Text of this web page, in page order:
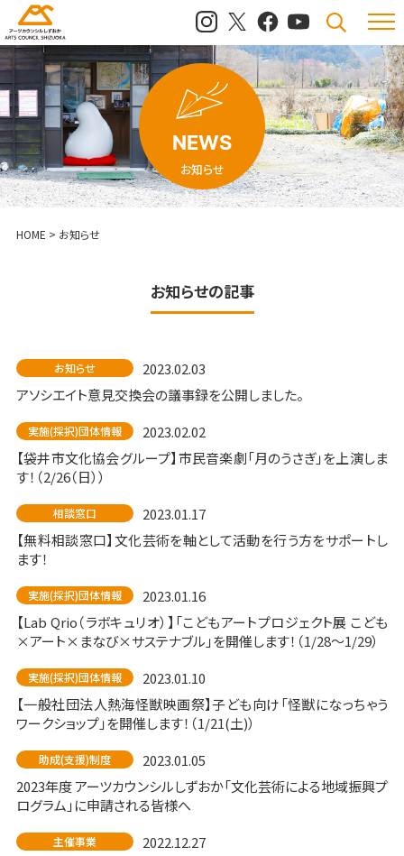
メニュ
検索
NEWS
お知らせ
HOME > お知らせ
お知らせの記事
お知らせ
2023.02.03
アソシエイト意見交換会の議事録を公開しました。
実施(採択)団体情報
2023.02.02
【袋井市文化協会グループ】市民音楽劇「月のうさぎ」を上演しま
す！（2/26（日））
相談窓口
2023.01.17
【無料相談窓口】文化芸術を軸として活動を行う方をサポートし
ます！
実施(採択)団体情報
2023.01.16
【Lab Qrio（ラボキュリオ）】「こどもアートプロジェクト展 こども
×アート×まなび×サステナブル」を開催します！（1/28〜1/29）
実施(採択)団体情報
2023.01.10
【一般社団法人熱海怪獣映画祭】子ども向け「怪獣になっちゃう
ワークショップ」を開催します！（1/21(土)）
助成(支援)制度
2023.01.05
2023年度 アーツカウンシルしずおか「文化芸術による地域振興プ
ログラム」に申請される皆様へ
主催事業
2022.12.27